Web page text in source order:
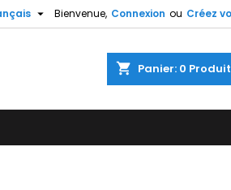
Bienvenue, Connexion ou Créez

shopping_cart Panier: 0